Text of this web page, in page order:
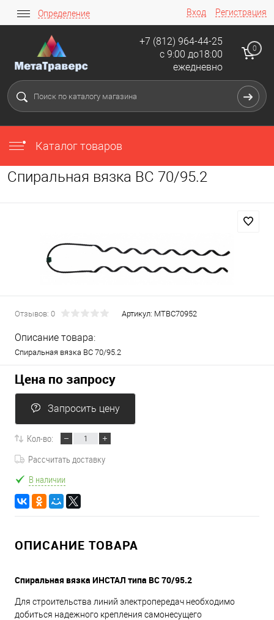
Вход Регистрация
Определение
+7 (812) 964-44-25
с 9:00 до18:00
ежедневно
0
Каталог товаров
Спиральная вязка ВС 70/95.2
Отзывов: 0 Артикул: МТВС70952
Описание товара:
Спиральная вязка ВС 70/95.2
Цена по запросу
Запросить цену
Кол-во:
Рассчитать доставку
В наличии
ОПИСАНИЕ ТОВАРА
Спиральная вязка ИНСТАЛ типа ВС 70/95.2
Для строительства линий электропередач необходимо
добиться надежного крепления самонесущего